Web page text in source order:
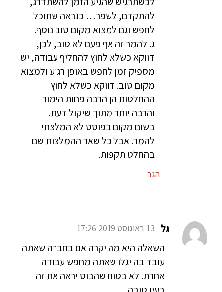
להתקדם, לשפר… כנראה שתוכל
לחפש וגם למצוא מקום טוב נוסף.
ג. להמר זה אף פעם לא טוב, לכן,
דווקא כשלא לחוץ להחליף עבודה, יש
מספיק זמן לחפש באופן רגוע ולמצוא
מקום טוב. דווקא כשלא לחוץ
ההחלטות הן הרבה פחות הימור
והרבה יותר מתוך שיקול דעת.
בשום מקום בפוסט לא המלצתי
להמר. אבל כל שאר ההמלצות שם
בהחלט תקפות.
הגב
גל 13 באוגוסט 2019 17:26
השאלה היא מה יקרה אם בחברה שאתה
עובד בה יגלו שאתה מחפש עבודה
אחרת. לא בטוח שהבוס יראה את זה
בעין טובה